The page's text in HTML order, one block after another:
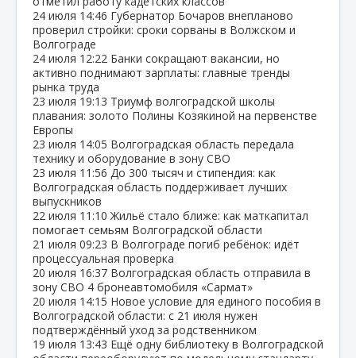
24 июля 14:46 Губернатор Бочаров внепланово
проверил стройки: сроки сорваны в Волжском и
Волгограде
24 июля 12:22 Банки сокращают вакансии, но
активно поднимают зарплаты: главные тренды
рынка труда
23 июля 19:13 Триумф волгоградской школы
плавания: золото Полины Козякиной на первенстве
Европы
23 июля 14:05 Волгоградская область передала
технику и оборудование в зону СВО
23 июля 11:56 До 300 тысяч и стипендия: как
Волгоградская область поддерживает лучших
выпускников
22 июля 11:10 Жильё стало ближе: как маткапитал
помогает семьям Волгоградской области
21 июля 09:23 В Волгограде погиб ребёнок: идёт
процессуальная проверка
20 июля 16:37 Волгоградская область отправила в
зону СВО 4 бронеавтомобиля «Сармат»
20 июля 14:15 Новое условие для единого пособия в
Волгоградской области: с 21 июля нужен
подтверждённый уход за родственником
19 июля 13:43 Ещё одну библиотеку в Волгоградской